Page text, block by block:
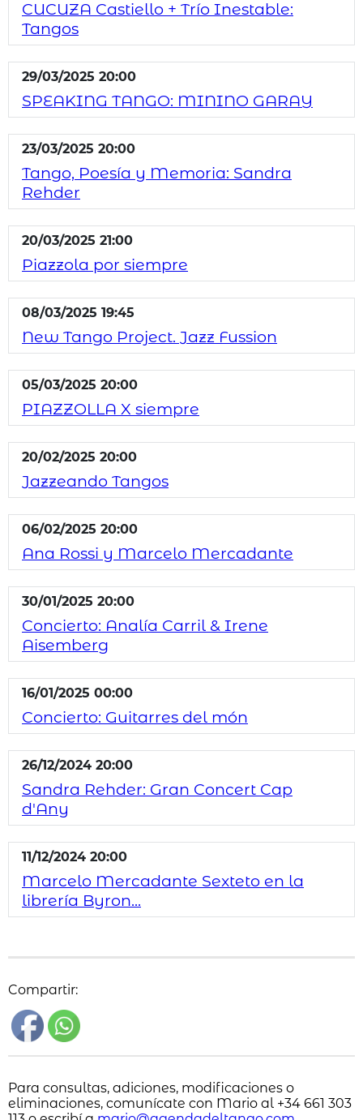
CUCUZA Castiello + Trío Inestable:
Tangos
29/03/2025 20:00
SPEAKING TANGO: MININO GARAY
23/03/2025 20:00
Tango, Poesía y Memoria: Sandra
Rehder
20/03/2025 21:00
Piazzola por siempre
08/03/2025 19:45
New Tango Project. Jazz Fussion
05/03/2025 20:00
PIAZZOLLA X siempre
20/02/2025 20:00
Jazzeando Tangos
06/02/2025 20:00
Ana Rossi y Marcelo Mercadante
30/01/2025 20:00
Concierto: Analía Carril & Irene
Aisemberg
16/01/2025 00:00
Concierto: Guitarres del món
26/12/2024 20:00
Sandra Rehder: Gran Concert Cap
d'Any
11/12/2024 20:00
Marcelo Mercadante Sexteto en la
librería Byron...
Compartir:
Para consultas, adiciones, modificaciones o
eliminaciones, comunícate con Mario al +34 661 303